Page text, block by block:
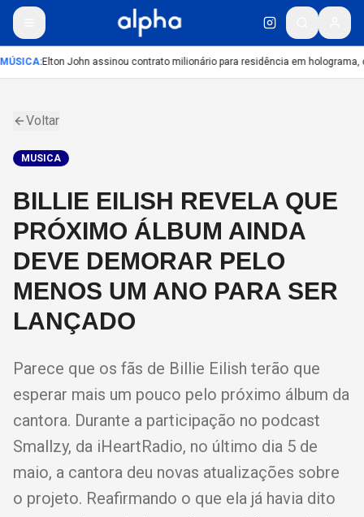
:Elton John assinou contrato milionário para residência em holograma,
Voltar
MUSICA
BILLIE EILISH REVELA QUE
PRÓXIMO ÁLBUM AINDA
DEVE DEMORAR PELO
MENOS UM ANO PARA SER
LANÇADO
Parece que os fãs de Billie Eilish terão que
esperar mais um pouco pelo próximo álbum da
cantora. Durante a participação no podcast
Smallzy, da iHeartRadio, no último dia 5 de
maio, a cantora deu novas atualizações sobre
o projeto. Reafirmando o que ela já havia dito